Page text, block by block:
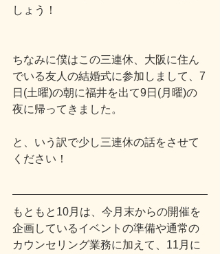
しょう！
ちなみに僕はこの三連休、大阪に住ん
でいる友人の結婚式に参加しまして、7
日(土曜)の朝に福井を出て9日(月曜)の
夜に帰ってきました。
と、いう訳で少し三連休の話をさせて
ください！
もともと10月は、今月末からの開催を
企画しているイベントの準備や通常の
カウンセリング業務に加えて、11月に